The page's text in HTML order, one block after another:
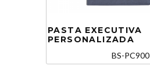
PASTA EXECUTIVA
PERSONALIZADA
BS-PC900